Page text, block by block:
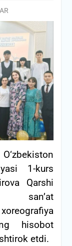
1-kurs
Qarshi
hisobot
etdi.